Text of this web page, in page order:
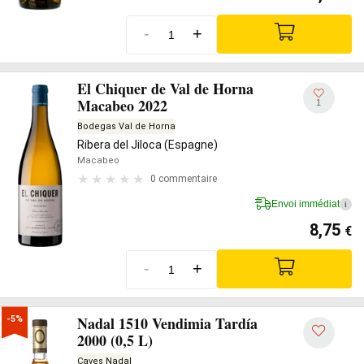
- +
El Chiquer de Val de Horna
Macabeo 2022
Bodegas Val de Horna
Ribera del Jiloca (Espagne)
Macabeo
0 commentaire
1
Envoi immédiat i
8,75 €
- +
-5%
Nadal 1510 Vendimia Tardía
2000 (0,5 L)
Caves Nadal